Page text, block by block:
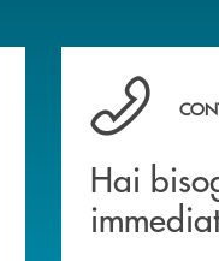
Hai bisogno
Hai